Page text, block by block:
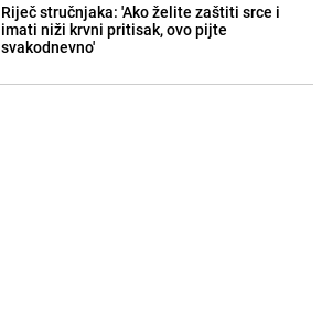
Riječ stručnjaka: 'Ako želite zaštiti srce i
imati niži krvni pritisak, ovo pijte
svakodnevno'